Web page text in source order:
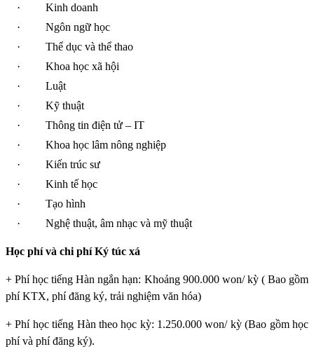
·
Kinh doanh
·
Ngôn ngữ học
·
Thể dục và thể thao
·
Khoa học xã hội
·
Luật
·
Kỹ thuật
·
Thông tin điện tử – IT
·
Khoa học lâm nông nghiệp
·
Kiến trúc sư
·
Kinh tế học
·
Tạo hình
·
Nghệ thuật, âm nhạc và mỹ thuật
Học phí và chi phí Ký túc xá
+ Phí học tiếng Hàn ngắn hạn: Khoảng 900.000 won/ kỳ ( Bao gồm
phí KTX, phí đăng ký, trải nghiệm văn hóa)
+ Phí học tiếng Hàn theo học kỳ: 1.250.000 won/ kỳ (Bao gồm học
phí và phí đăng ký).